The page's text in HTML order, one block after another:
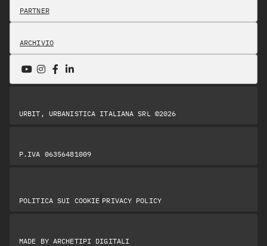
PARTNER
ARCHIVIO
URBIT, URBANISTICA ITALIANA SRL ©2026
P.IVA 06356481009
POLITICA SUI COOKIE PRIVACY POLICY
MADE BY ARCHETIPI DIGITALI